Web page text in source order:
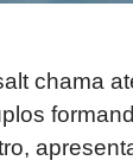
chama